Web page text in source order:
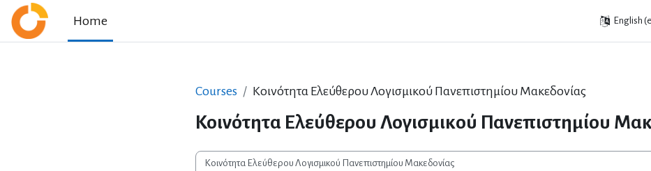
Skip to main content
Home
English
Courses Κοινότητα Ελεύθερου Λογισμικού Πανεπιστημίου Μακεδονίας
Κοινότητα Ελεύθερου Λογισμικού Πανεπιστημίου
Course categories